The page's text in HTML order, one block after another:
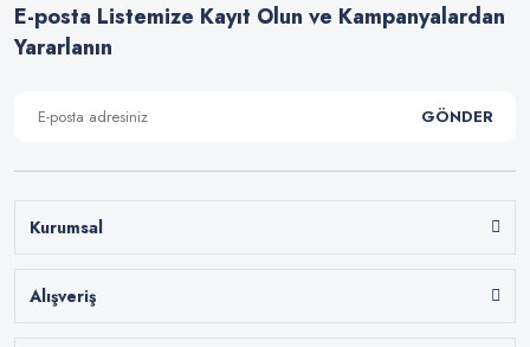
E-posta Listemize Kayıt Olun ve Kampanyalardan
Yararlanın
GÖNDER
Kurumsal
Alışveriş